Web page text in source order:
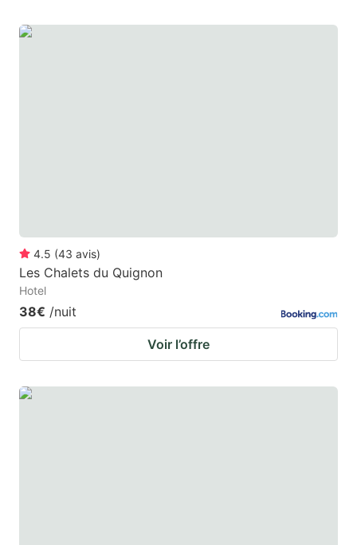
4.5 (43 avis)
Les Chalets du Quignon
Hotel
38€ /nuit
Voir l’offre